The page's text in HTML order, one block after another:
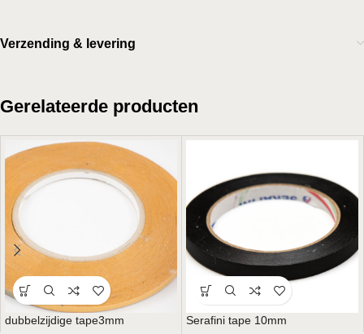
Verzending & levering
Gerelateerde producten
dubbelzijdige tape3mm Serafini tape 10mm